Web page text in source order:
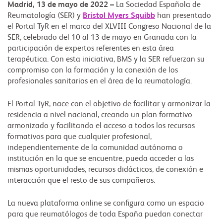
Madrid, 13 de mayo de 2022 – La Sociedad Española de
Reumatología (SER) y Bristol Myers Squibb han presentado
el Portal TyR en el marco del XLVIII Congreso Nacional de la
SER, celebrado del 10 al 13 de mayo en Granada con la
participación de expertos referentes en esta área
terapéutica. Con esta iniciativa, BMS y la SER refuerzan su
compromiso con la formación y la conexión de los
profesionales sanitarios en el área de la reumatología.
El Portal TyR, nace con el objetivo de facilitar y armonizar la
residencia a nivel nacional, creando un plan formativo
armonizado y facilitando el acceso a todos los recursos
formativos para que cualquier profesional,
independientemente de la comunidad autónoma o
institución en la que se encuentre, pueda acceder a las
mismas oportunidades, recursos didácticos, de conexión e
interacción que el resto de sus compañeros.
La nueva plataforma online se configura como un espacio
para que reumatólogos de toda España puedan conectar